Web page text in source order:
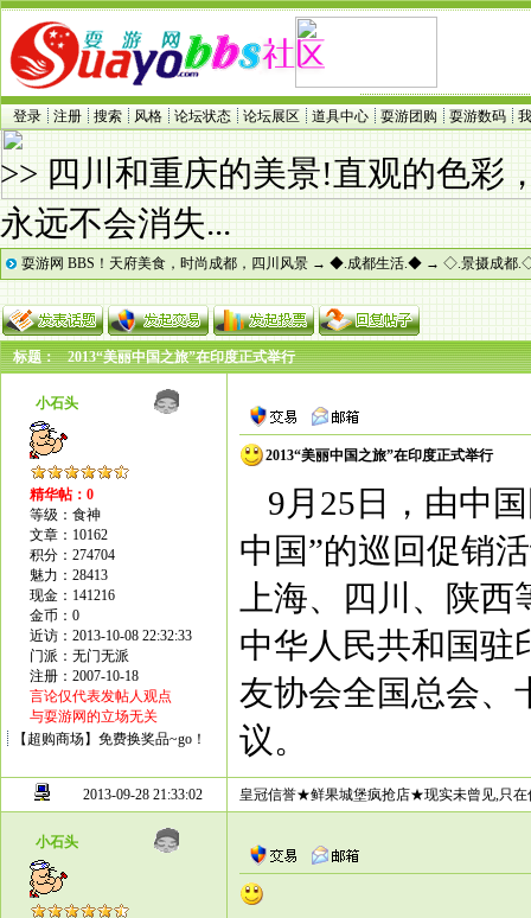
登录 注册 搜索 风格 论坛状态 论坛展区 道具中心 耍游团购 耍游数码
>> 四川和重庆的美景!直观的色彩
永远不会消失...
耍游网 BBS！天府美食，时尚成都，四川风景 → ◆.成都生活.◆ → ◇.景摄成都
标题： 2013“美丽中国之旅”在印度正式举行
小石头
精华帖：0
等级：食神
文章：10162
积分：274704
魅力：28413
现金：141216
金币：0
近访：2013-10-08 22:32:33
门派：无门无派
注册：2007-10-18
言论仅代表发帖人观点
与耍游网的立场无关
【超购商场】免费换奖品~go！
2013“美丽中国之旅”在印度正式举行
9月25日，由中
中国”的巡回促销
上海、四川、陕
中华人民共和国驻
友协会全国总会、
议。
2013-09-28 21:33:02 皇冠信誉★鲜果城堡疯抢店★现实未曾见,只在
小石头